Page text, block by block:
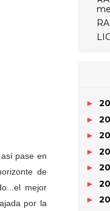
así pase en
de
mejor
por la
►
►
►
►
►
►
►